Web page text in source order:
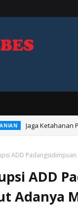
SELATAN
ADD Padangsidimpuan
ADD
Adanya